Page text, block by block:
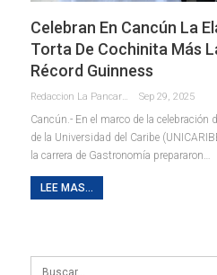
Celebran En Cancún La
Torta De Cochinita Más
Récord Guinness
Redaccion La Pancarta De Quintana Roo Sep 29, 2025
Cancún.- En el marco de la celebración
de la Universidad del Caribe
la carrera de Gastronomía prepararon…
LEE MAS...